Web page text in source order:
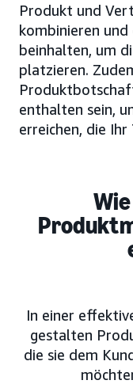
Produkt und
kombinieren
beinhalten, um
platzieren.
enthalten sein,
erreichen, die
In einer
gestalten
die sie dem